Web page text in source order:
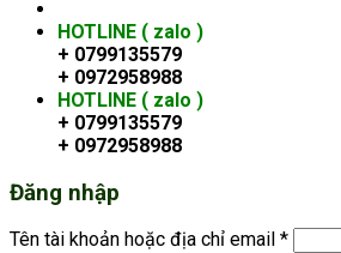
HOTLINE ( zalo )
+ 0799135579
+ 0972958988
HOTLINE ( zalo )
+ 0799135579
+ 0972958988
Đăng nhập
Tên tài khoản hoặc địa chỉ email *